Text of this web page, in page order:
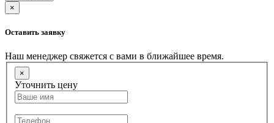
×
Оставить заявку
Наш менеджер свяжется с вами в ближайшее время.
×
Уточнить цену